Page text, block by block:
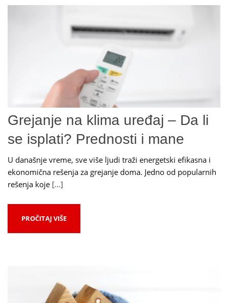
Grejanje na klima uređaj – Da li
se isplati? Prednosti i mane
U današnje vreme, sve više ljudi traži energetski efikasna i
ekonomična rešenja za grejanje doma. Jedno od popularnih
rešenja koje […]
PROČITAJ VIŠE